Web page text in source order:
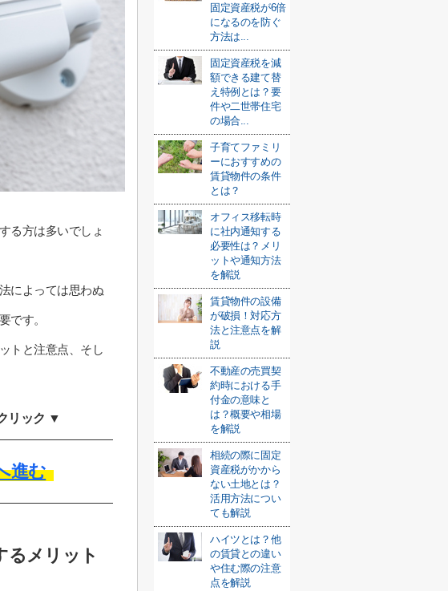
る方は多いでしょ
によっては思わぬ
です。
トと注意点、そし
リック ▼
進む
るメリット
固定資産税が6倍
になるのを防ぐ
方法は...
固定資産税を減
額できる建て替
え特例とは？要
件や二世帯住宅
の場合...
子育てファミリ
ーにおすすめの
賃貸物件の条件
とは？
オフィス移転時
に社内通知する
必要性は？メリ
ットや通知方法
を解説
賃貸物件の設備
が破損！対応方
法と注意点を解
説
不動産の売買契
約時における手
付金の意味と
は？概要や相場
を解説
相続の際に固定
資産税がかから
ない土地とは？
活用方法につい
ても解説
ハイツとは？他
の賃貸との違い
や住む際の注意
点を解説